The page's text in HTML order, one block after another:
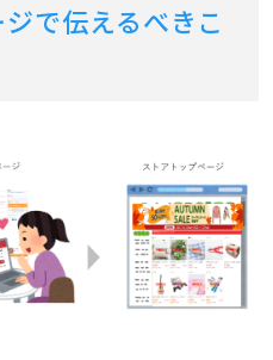
で伝えるべきこ